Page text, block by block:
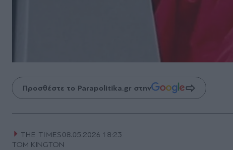
Προσθέστε το Parapolitika.gr στην
THE TIMES08.05.2026 18:23
TOM KINGTON